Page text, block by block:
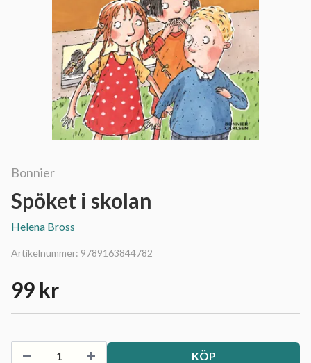
Bonnier
Spöket i skolan
Helena Bross
Artikelnummer: 9789163844782
99 kr
KÖP